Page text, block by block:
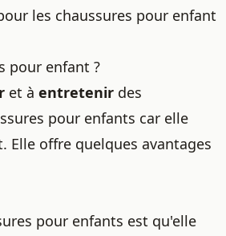
les chaussures pour enfant
pour enfant ?
et à entretenir des
pour enfants car elle
Elle offre quelques avantages
pour enfants est qu'elle